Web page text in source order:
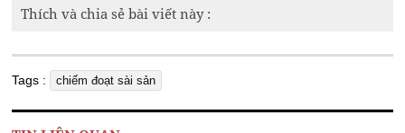
Thích và chia sẻ bài viết này :
Tags : chiếm đoạt sài sản